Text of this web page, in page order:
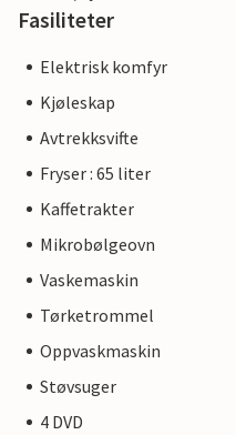
Fasiliteter
Elektrisk komfyr
Kjøleskap
Avtrekksvifte
Fryser : 65 liter
Kaffetrakter
Mikrobølgeovn
Vaskemaskin
Tørketrommel
Oppvaskmaskin
Støvsuger
4 DVD